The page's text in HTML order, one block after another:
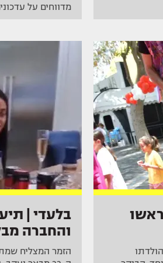
מדווחים על
את ראשו
בלעדי |
והחברה
הזמר המצליח